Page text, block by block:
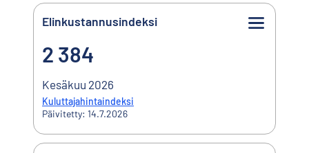
Elinkustannusindeksi
2 384
2 384
Kesäkuu 2026
Kuluttajahintaindeksi
Päivitetty: 14.7.2026